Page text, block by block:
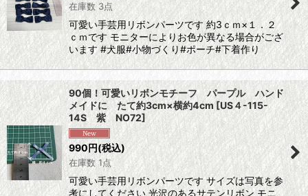
在庫数 3点
可愛い手芸用リボンパーツです 約3ｃｍ×１．２
ｃｍです モニターによりお色が異なる場合がござ
います #犬服#小物づくり#ポーチ#下着作り
90個！可愛いリボンモチーフ パープル ハンド
メイドに たて約3cm×横約4cm [US４-115-
14S 紫 NO72]
990円(税込)
在庫数 1点
可愛い手芸用リボンパーツです サイズは写真を参
考にしてください 光沢のあるサテンリボン モニ